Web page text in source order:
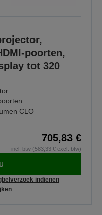
poorten,
tot 320
CLO
705,83 €
incl. btw (583,33 € excl. btw)
indienen